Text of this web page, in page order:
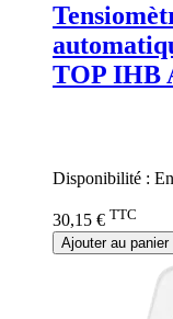
TOP IHB
Disponibilité :
30,15 € TTC
Ajouter au panier